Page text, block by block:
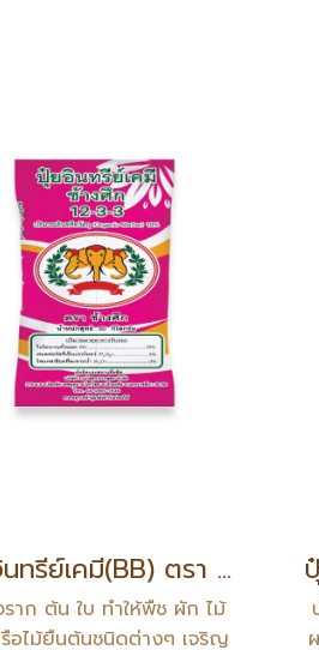
ปุ๋ยอินทรีย์เคมี(BB) ตรา ช้างศึก สูตร 12-3-3
ราก ต้น ใบ ทำให้พืช ผัก ไม้
อไม้ยืนต้นชนิดต่างๆ เจริญ